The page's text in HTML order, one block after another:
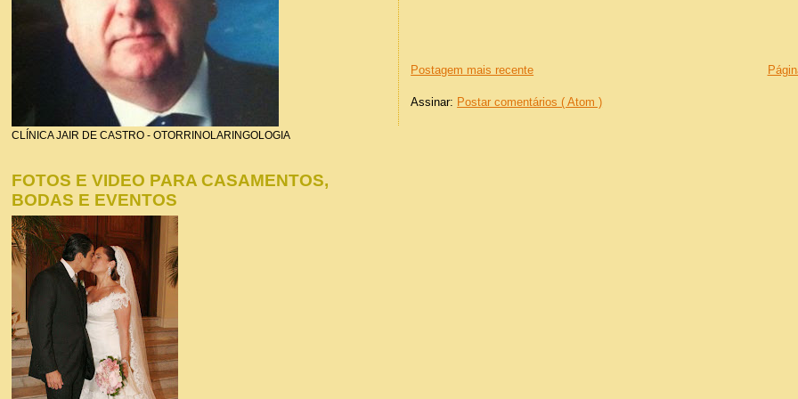
Postagem mais recente
Assinar: Postar comentários ( Atom )
CLÍNICA JAIR DE CASTRO - OTORRINOLARINGOLOGIA
FOTOS E VIDEO PARA CASAMENTOS,
BODAS E EVENTOS